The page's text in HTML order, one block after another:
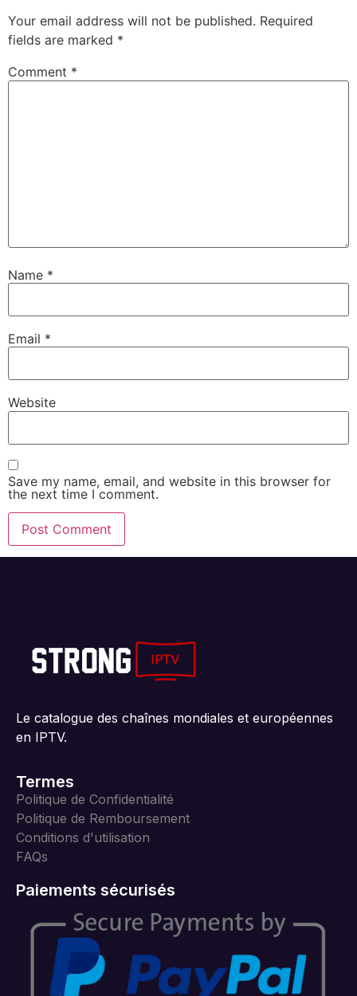
Your email address will not be published. Required
fields are marked *
Comment *
Name *
Email *
Website
Save my name, email, and website in this browser for
the next time I comment.
Le catalogue des chaînes mondiales et européennes
en IPTV.
Termes
Politique de Confidentialité
Politique de Remboursement
Conditions d'utilisation
FAQs
Paiements sécurisés